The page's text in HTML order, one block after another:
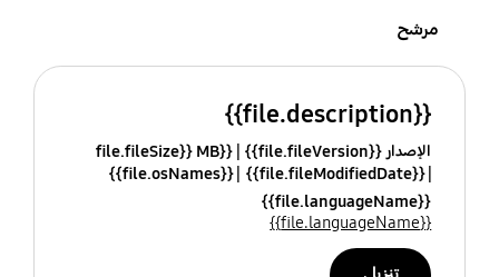
مرشح
{{file.description}}
الإصدار {{file.fileVersion}}
{{file.fileSize}} MB
{{file.fileModifiedDate}}
{{file.osNames}}
{{file.languageName}}
{{file.languageName}}